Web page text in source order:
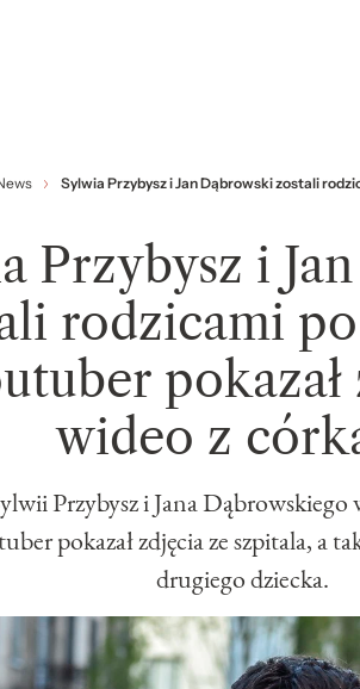
Sylwia Przybysz i Jan Dąbrowski zostali
Przybysz i
rodzicami
wideo z
Przybysz i Jana Dąbrowskiego
pokazał zdjęcia ze szpitala, a
drugiego dziecka.